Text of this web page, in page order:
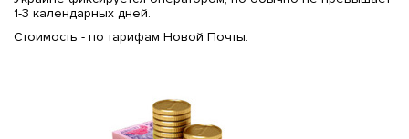
1-3 календарных дней.
Стоимость - по тарифам Новой Почты.